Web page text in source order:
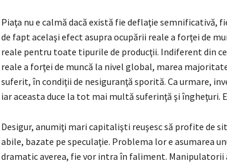
Piaţa nu e calmă dacă există fie deflaţie semnificativă,
de fapt acelaşi efect asupra ocupării reale a forţei de
reale pentru toate tipurile de producţii. Indiferent din
reale a forţei de muncă la nivel global, marea
suferit, în condiţii de nesiguranţă sporită. Ca urmare,
iar aceasta duce la tot mai multă suferinţă şi îngheţuri.
Desigur, anumiţi mari capitalişti reuşesc să profite de
abile, bazate pe speculaţie. Problema lor e asumarea
dramatic averea, fie vor intra în faliment. Manipulatorii